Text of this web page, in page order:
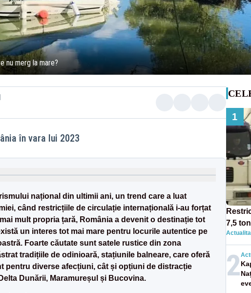
nu merg la mare?
în vara lui 2023
național din ultimii ani, un trend care a luat
când restricțiile de circulație internațională i-au forțat
mult propria țară, România a devenit o destinație tot
un interes tot mai mare pentru locurile autentice pe
Foarte căutate sunt satele rustice din zona
tradițiile de odinioară, stațiunile balneare, care oferă
pentru diverse afecțiuni, cât și opțiuni de distracție
Dunării, Maramureșul și Bucovina.
1
7,5
12:00
2